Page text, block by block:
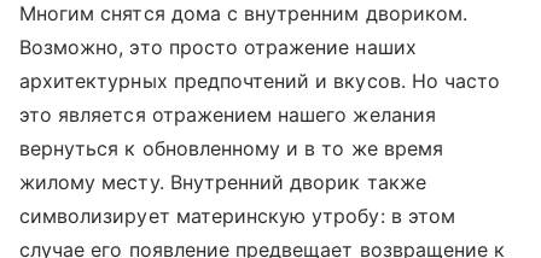
Многим снятся дома с внутренним двориком.
Возможно, это просто отражение наших
архитектурных предпочтений и вкусов. Но часто
это является отражением нашего желания
вернуться к обновленному и в то же время
жилому месту. Внутренний дворик также
символизирует материнскую утробу: в этом
случае его появление предвещает возвращение к